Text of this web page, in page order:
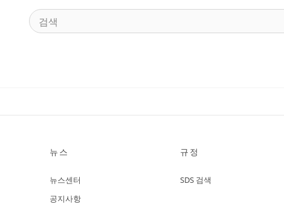
뉴스
뉴스센터
공지사항
규정
SDS 검색